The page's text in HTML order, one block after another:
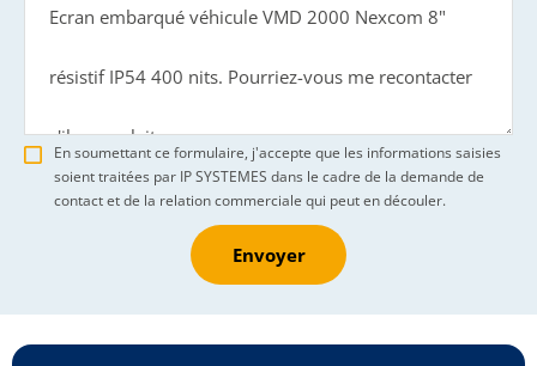
En soumettant ce formulaire, j'accepte que les informations saisies
soient traitées par IP SYSTEMES dans le cadre de la demande de
contact et de la relation commerciale qui peut en découler.
Envoyer